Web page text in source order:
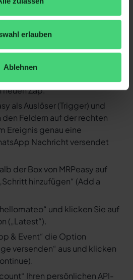
erlauben
Ablehnen
Durch ein
WhatsApp
neuen Zap.
als Auslöser (Trigger) und
den Feldern auf der rechten
Ereignis genau eine
Nachricht versendet
der Box von MRPeasy auf
hinzufügen“ (Add a
und klicken Sie auf
(„Latest“).
& Event“ die Option
versenden“ aus und klicken
Ihren persönlichen API-